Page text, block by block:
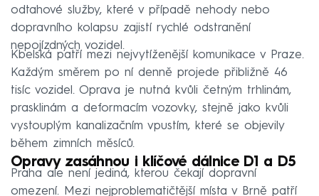
odtahové služby, které v případě nehody nebo
dopravního kolapsu zajistí rychlé odstranění
nepojízdných vozidel.
Kbelská patří mezi nejvytíženější komunikace v Praze.
Každým směrem po ní denně projede přibližně 46
tisíc vozidel. Oprava je nutná kvůli četným trhlinám,
prasklinám a deformacím vozovky, stejně jako kvůli
vystouplým kanalizačním vpustím, které se objevily
během zimních měsíců.
Opravy zasáhnou i klíčové dálnice D1 a D5
Praha ale není jediná, kterou čekají dopravní
omezení. Mezi nejproblematičtější místa v Brně patří